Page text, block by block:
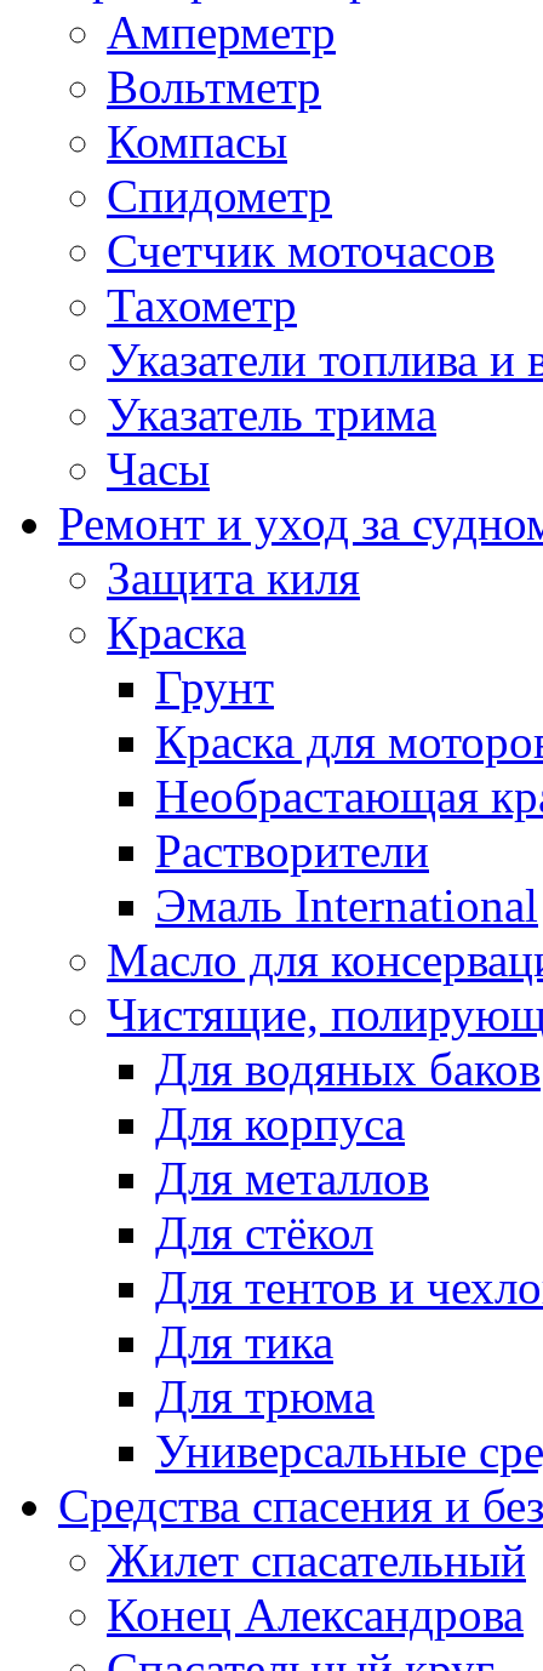
Амперметр
Вольтметр
Компасы
Спидометр
Счетчик моточасов
Тахометр
Указатели топлива и
Указатель трима
Часы
Ремонт и уход за
Защита киля
Краска
Грунт
Краска для
Необрастающая
Растворители
Эмаль International
Масло для
Чистящие,
Для водяных баков
Для корпуса
Для металлов
Для стёкол
Для тентов и
Для тика
Для трюма
Универсальные
Средства спасения и
Жилет спасательный
Конец Александрова